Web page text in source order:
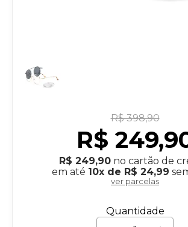
R$ 398,90
R$
R$ 249,90 no cartão de
em até 10x de R$ 24,99
ver parcelas
Quantidade